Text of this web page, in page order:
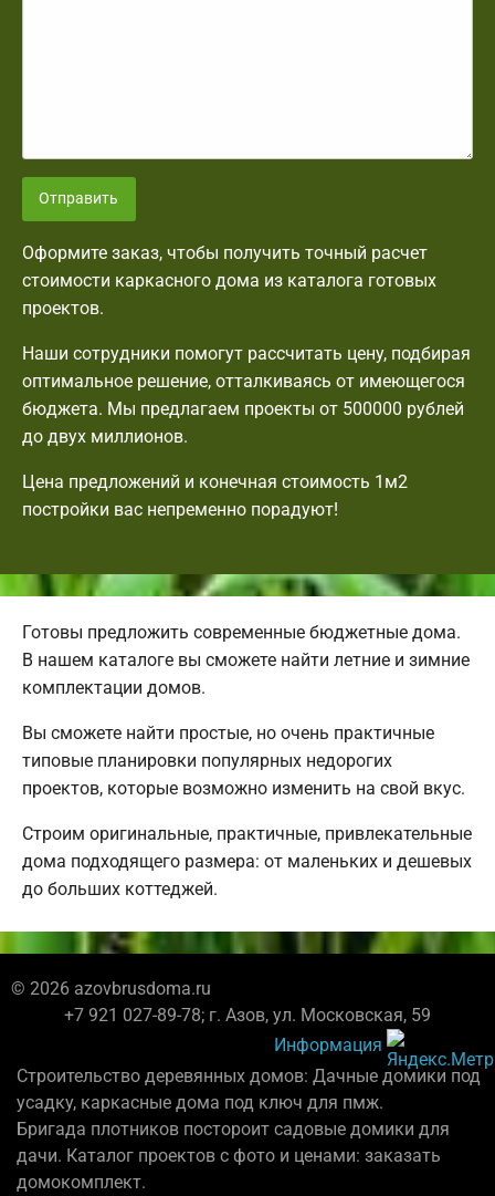
Отправить
Оформите заказ, чтобы получить точный расчет
стоимости каркасного дома из каталога готовых
проектов.
Наши сотрудники помогут рассчитать цену, подбирая
оптимальное решение, отталкиваясь от имеющегося
бюджета. Мы предлагаем проекты от 500000 рублей
до двух миллионов.
Цена предложений и конечная стоимость 1м2
постройки вас непременно порадуют!
Готовы предложить современные бюджетные дома.
В нашем каталоге вы сможете найти летние и зимние
комплектации домов.
Вы сможете найти простые, но очень практичные
типовые планировки популярных недорогих
проектов, которые возможно изменить на свой вкус.
Строим оригинальные, практичные, привлекательные
дома подходящего размера: от маленьких и дешевых
до больших коттеджей.
© 2026 azovbrusdoma.ru
+7 921 027-89-78; г. Азов, ул. Московская, 59
Информация
Строительство деревянных домов: Дачные домики под
усадку, каркасные дома под ключ для пмж.
Бригада плотников постороит садовые домики для
дачи. Каталог проектов с фото и ценами: заказать
домокомплект.